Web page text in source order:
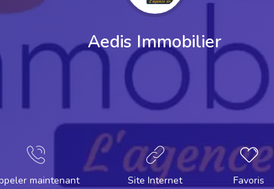
Aedis Immobilier
maintenant Site Internet Favoris